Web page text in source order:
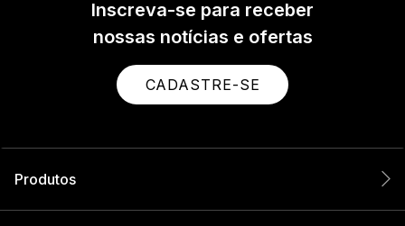
Inscreva-se para receber
nossas notícias e ofertas
CADASTRE-SE
Produtos